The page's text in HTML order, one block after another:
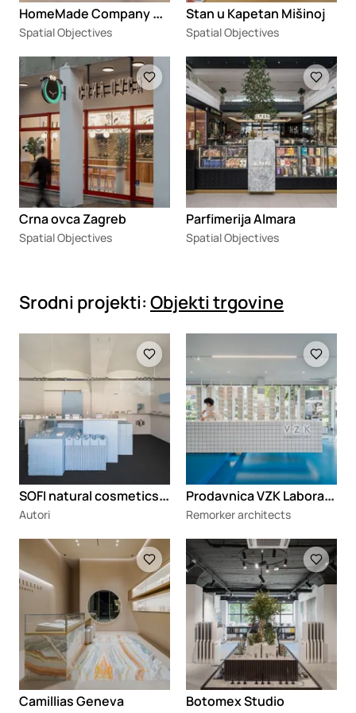
H
omeMade Company Pop-up – TC Galerija
Spatial Objectives
Stan u Kapetan Mišinoj
Spatial Objectives
Loading
Crna ovca Zagreb
Spatial Objectives
Loading
Parfimerija Almara
Spatial Objectives
Srodni projekti: Objekti trgovine
S
OFI natural cosmetics shop Novi Sad
Autori
P
rodavnica VZK Laboratory
Remorker architects
Loading
Camillias Geneva
Loading
Botomex Studio